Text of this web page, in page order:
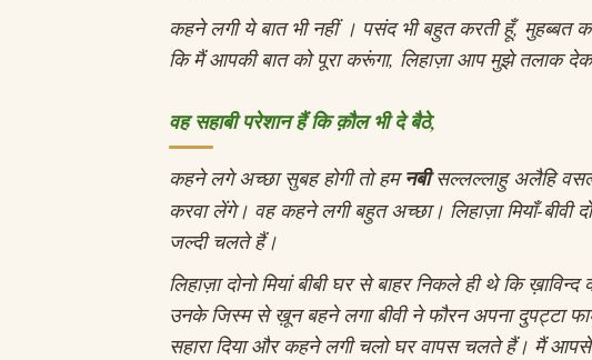
कहने लगी ये बात भी नहीं । पसंद भी बहुत करती हूँ, मुहब्बत
कि मैं आपकी बात को पूरा करूंगा, लिहाज़ा आप मुझे तलाक
वह सहाबी परेशान हैं कि क़ौल भी दे बैठे,
कहने लगे अच्छा सुबह होगी तो हमनबीसल्लल्लाहु अलैहि
करवा लेंगे। वह कहने लगी बहुत अच्छा। लिहाज़ा मियाँ-बीवी
जल्दी चलते हैं।
लिहाज़ा दोनो मियां बीबी घर से बाहर निकले ही थे कि
उनके जिस्म से ख़ून बहने लगा बीवी ने फौरन अपना दुपट्टा
सहारा दिया और कहने लगी चलो घर वापस चलते हैं। मैं